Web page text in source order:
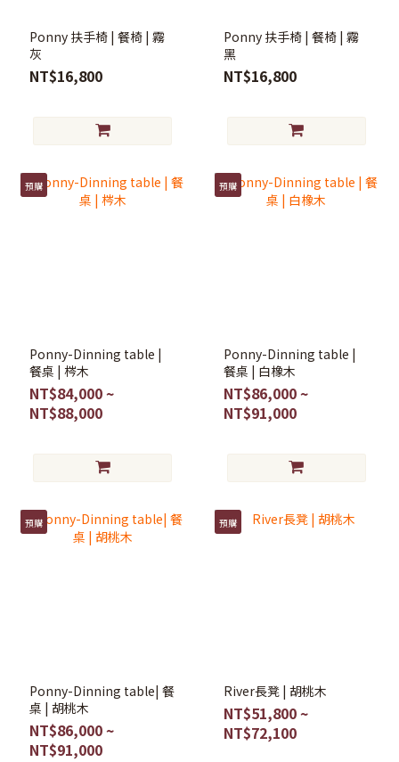
Ponny 扶手椅 | 餐椅 | 霧
灰
NT$16,800
Ponny 扶手椅 | 餐椅 | 霧
黑
NT$16,800
預購
Ponny-Dinning table |
餐桌 | 梣木
NT$84,000 ~
NT$88,000
預購
Ponny-Dinning table |
餐桌 | 白橡木
NT$86,000 ~
NT$91,000
預購
Ponny-Dinning table| 餐
桌 | 胡桃木
NT$86,000 ~
NT$91,000
預購
River長凳 | 胡桃木
NT$51,800 ~
NT$72,100